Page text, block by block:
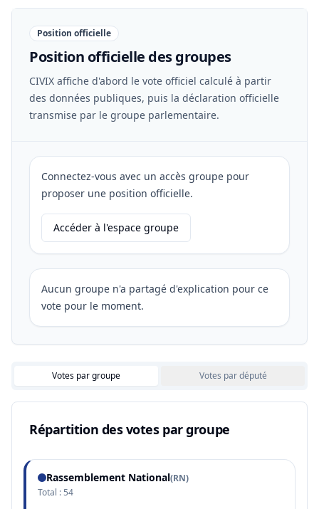
Position officielle
Position officielle des groupes
CIVIX affiche d'abord le vote officiel calculé à partir
des données publiques, puis la déclaration officielle
transmise par le groupe parlementaire.
Connectez-vous avec un accès groupe pour
proposer une position officielle.
Accéder à l'espace groupe
Aucun groupe n'a partagé d'explication pour ce
vote pour le moment.
Votes par groupe Votes par député
Répartition des votes par groupe
Rassemblement National(RN)
Total : 54